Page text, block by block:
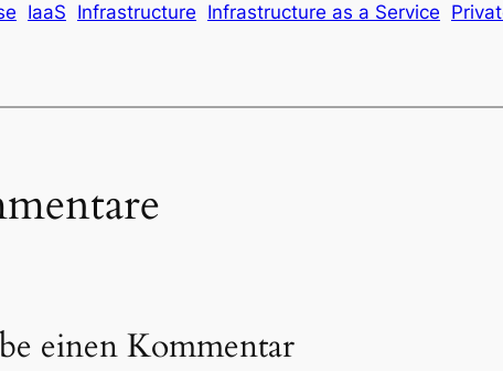
IaaS Infrastructure Infrastructure as a Service
einen Kommentar